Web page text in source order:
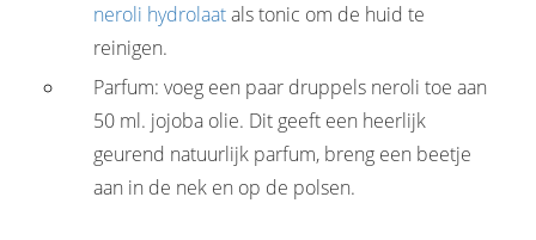
neroli hydrolaatals tonic om de huid te
reinigen.
Parfum: voeg een paar druppels neroli toe aan
50 ml. jojoba olie. Dit geeft een heerlijk
geurend natuurlijk parfum, breng een beetje
aan in de nek en op de polsen.